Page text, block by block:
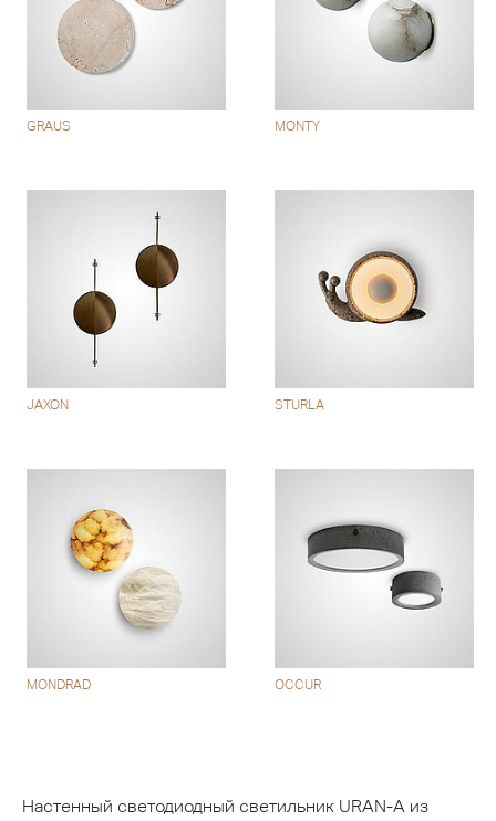
GRAUS MONTY
JAXON STURLA
MONDRAD OCCUR
Настенный светодиодный светильник URAN-A из